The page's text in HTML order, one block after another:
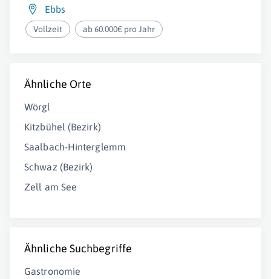
Ebbs
Vollzeit ab 60.000€ pro Jahr
Ähnliche Orte
Wörgl
Kitzbühel (Bezirk)
Saalbach-Hinterglemm
Schwaz (Bezirk)
Zell am See
Ähnliche Suchbegriffe
Gastronomie